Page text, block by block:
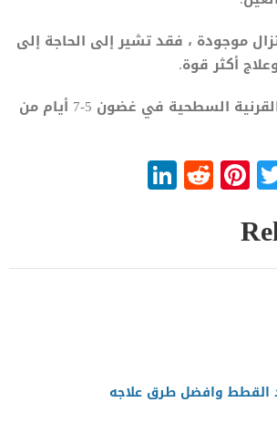
موجودة ، فقد تشير إلى الحاجة إلى
أكثر قوة.
عادة ما تلتئم قرح القرنية السطحية في غضون 5-7 أيام من
Twitter
Pinterest
Reddit
القطط وافضل طرق علاجه